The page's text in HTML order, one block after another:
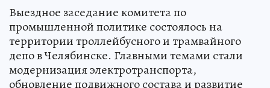
Выездное заседание комитета по
промышленной политике состоялось на
территории троллейбусного и трамвайного
депо в Челябинске. Главными темами стали
модернизация электротранспорта,
обновление подвижного состава и развитие